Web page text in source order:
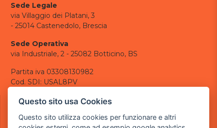
Sede Legale
via Villaggio dei Platani, 3
- 25014 Castenedolo, Brescia
Sede Operativa
via Industriale, 2 - 25082 Botticino, BS
Partita iva 03308130982
Cod. SDI: USAL8PV
CONTATTI
tel.: +39 030 376 2377
Questo sito usa Cookies
Questo sito utilizza cookies per funzionare e altri